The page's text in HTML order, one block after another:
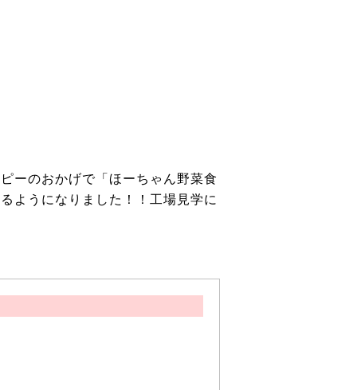
ーのおかげで「ほーちゃん野菜食
ようになりました！！工場見学に